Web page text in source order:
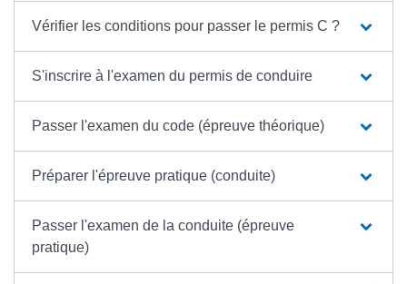
Vérifier les conditions pour passer le permis C ?
S'inscrire à l'examen du permis de conduire
Passer l'examen du code (épreuve théorique)
Préparer l'épreuve pratique (conduite)
Passer l'examen de la conduite (épreuve
pratique)